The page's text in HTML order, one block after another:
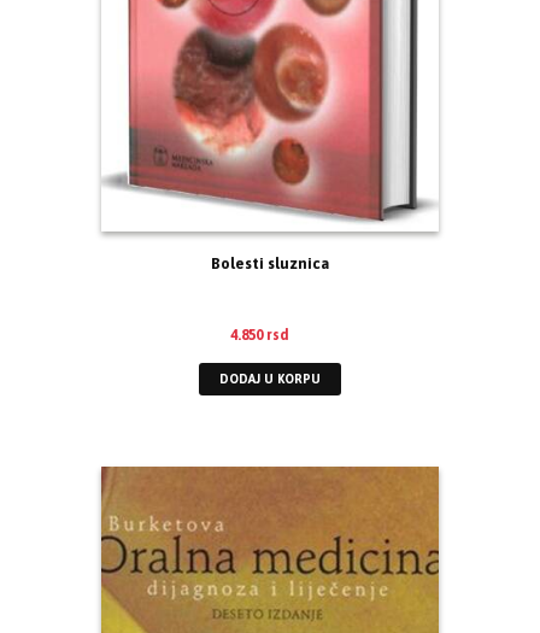
Bolesti sluznica
4.850 rsd
DODAJ U KORPU